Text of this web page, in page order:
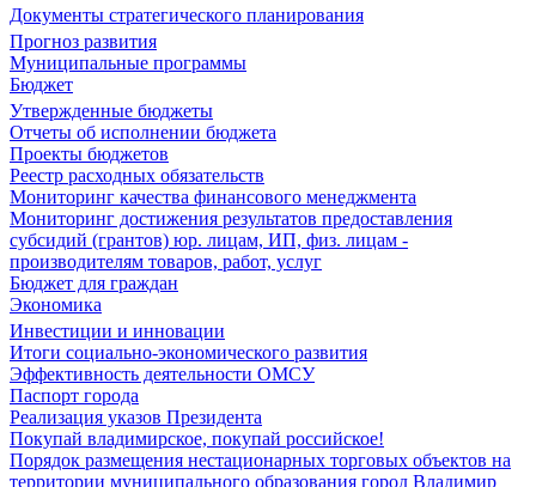
Документы стратегического планирования
Прогноз развития
Муниципальные программы
Бюджет
Утвержденные бюджеты
Отчеты об исполнении бюджета
Проекты бюджетов
Реестр расходных обязательств
Мониторинг качества финансового менеджмента
Мониторинг достижения результатов предоставления
субсидий (грантов) юр. лицам, ИП, физ. лицам -
производителям товаров, работ, услуг
Бюджет для граждан
Экономика
Инвестиции и инновации
Итоги социально-экономического развития
Эффективность деятельности ОМСУ
Паспорт города
Реализация указов Президента
Покупай владимирское, покупай российское!
Порядок размещения нестационарных торговых объектов на
территории муниципального образования город Владимир